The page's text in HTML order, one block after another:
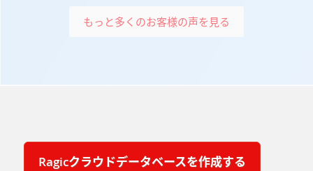
もっと多くのお客様の声を見る
Ragicクラウドデータベースを作成する